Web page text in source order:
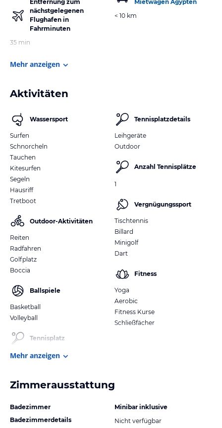
Entfernung zum
nächstgelegenen
Flughafen in
Fahrminuten
35 min
Mietwagen Ägypten
< 10 km
Mehr anzeigen
Aktivitäten
Wassersport
Surfen
Schnorcheln
Tauchen
Kitesurfen
Segeln
Hausriff
Tretboot
Outdoor-Aktivitäten
Reiten
Radfahren
Golfplatz
Boccia
Ballspiele
Basketball
Volleyball
Tennisplatz
Tennisplatzdetails
Leihgeräte
Outdoor
Anzahl Tennisplätze
1
Vergnügungssport
Tischtennis
Billard
Minigolf
Dart
Fitness
Yoga
Aerobic
Fitness Kurse
Schließfächer
Mehr anzeigen
Zimmerausstattung
Badezimmer
Badezimmerdetails
Minibar inklusive
Nicht verfügbar